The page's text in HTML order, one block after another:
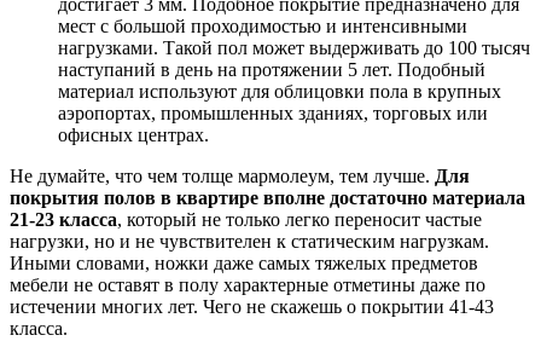
достигает 3 мм. Подобное покрытие предназначено для
мест с большой проходимостью и интенсивными
нагрузками. Такой пол может выдерживать до 100 тысяч
наступаний в день на протяжении 5 лет. Подобный
материал используют для облицовки пола в крупных
аэропортах, промышленных зданиях, торговых или
офисных центрах.
Не думайте, что чем толще мармолеум, тем лучше. Для
покрытия полов в квартире вполне достаточно материала
21-23 класса, который не только легко переносит частые
нагрузки, но и не чувствителен к статическим нагрузкам.
Иными словами, ножки даже самых тяжелых предметов
мебели не оставят в полу характерные отметины даже по
истечении многих лет. Чего не скажешь о покрытии 41-43
класса.